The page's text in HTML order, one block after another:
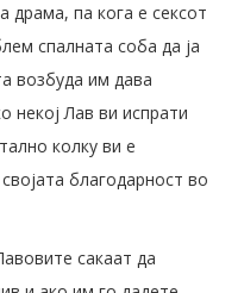
драма, па кога е сексот
спалната соба да ја
возбуда им дава
некој Лав ви испрати
колку ви е
благодарност во
сакаат да